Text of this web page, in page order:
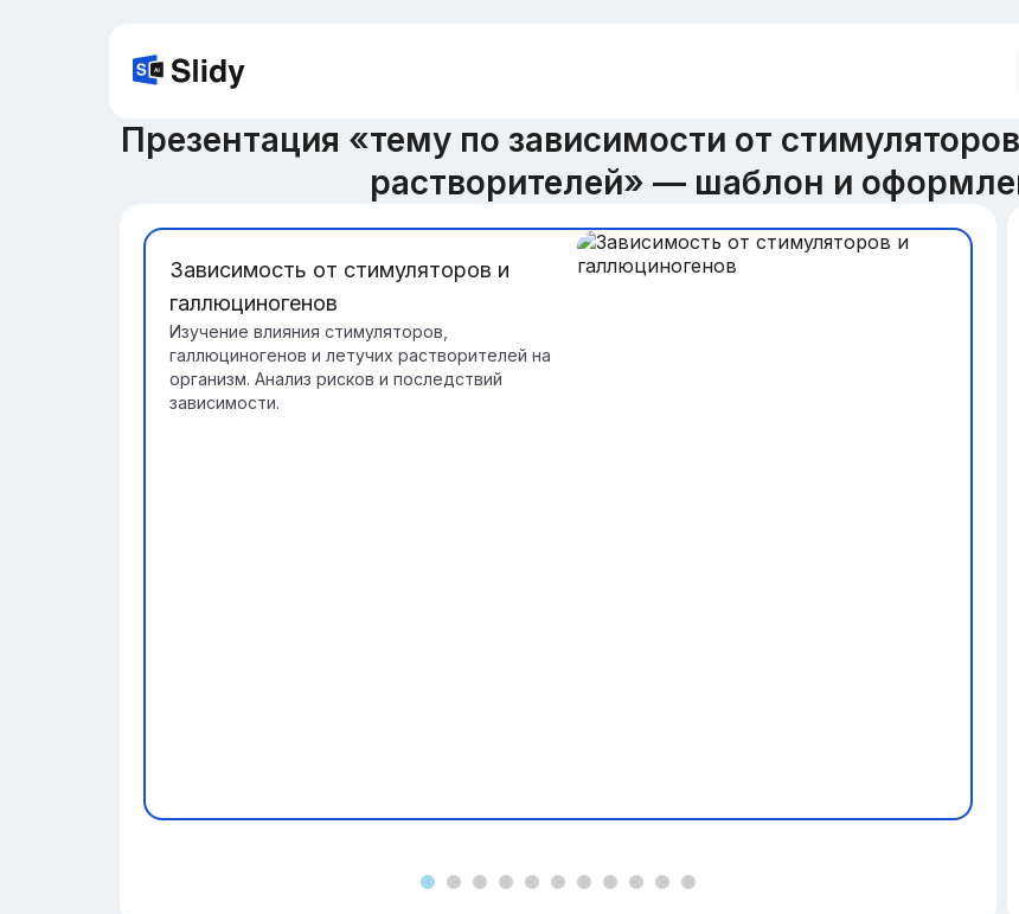
Презентация «тему по зависимости от
растворителей» — шаблон и
Зависимость от стимуляторов и
галлюциногенов
Изучение влияния стимуляторов,
галлюциногенов и летучих растворителей на
организм. Анализ рисков и последствий
зависимости.